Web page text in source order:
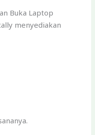
Buka Laptop
menyediakan